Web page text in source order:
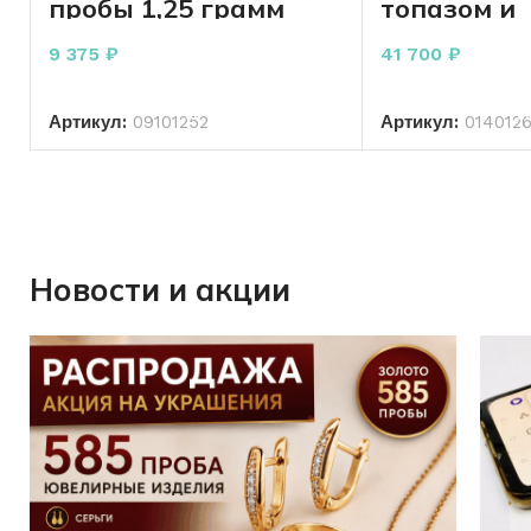
пробы 1,25 грамм
18.5 р-р
9 375 ₽
Артикул: 09101252
топазом и
фианитами
пробы 5.56
41 700 ₽
Артикул:
Новости и акции